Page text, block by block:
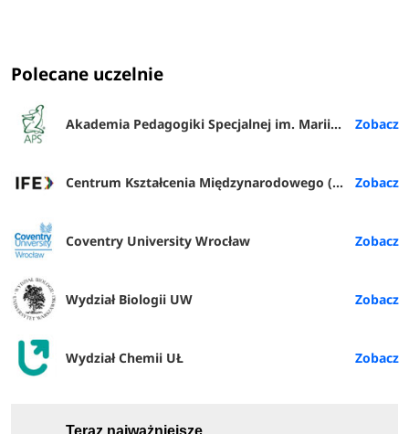
Polecane uczelnie
Akademia Pedagogiki Specjalnej im. Marii Grzegorzewskiej w Warszawie
Centrum Kształcenia Międzynarodowego (IFE) PŁ
Coventry University Wrocław
Wydział Biologii UW
Wydział Chemii UŁ